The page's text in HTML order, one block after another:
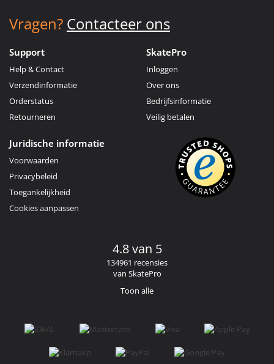
Vragen? Contacteer ons
Support
Help & Contact
Verzendinformatie
Orderstatus
Retourneren
SkatePro
Inloggen
Over ons
Bedrijfsinformatie
Veilig betalen
Juridische informatie
Voorwaarden
Privacybeleid
Toegankelijkheid
Cookies aanpassen
4.8 van 5
134961 recensies
van SkatePro
Toon alle